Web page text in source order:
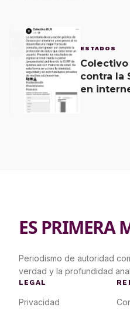
3 ESTADOS
Colectivo
contra la
en
ES PRIMERA
Periodismo de autoridad
verdad y la profundidad
LEGAL
Privacidad